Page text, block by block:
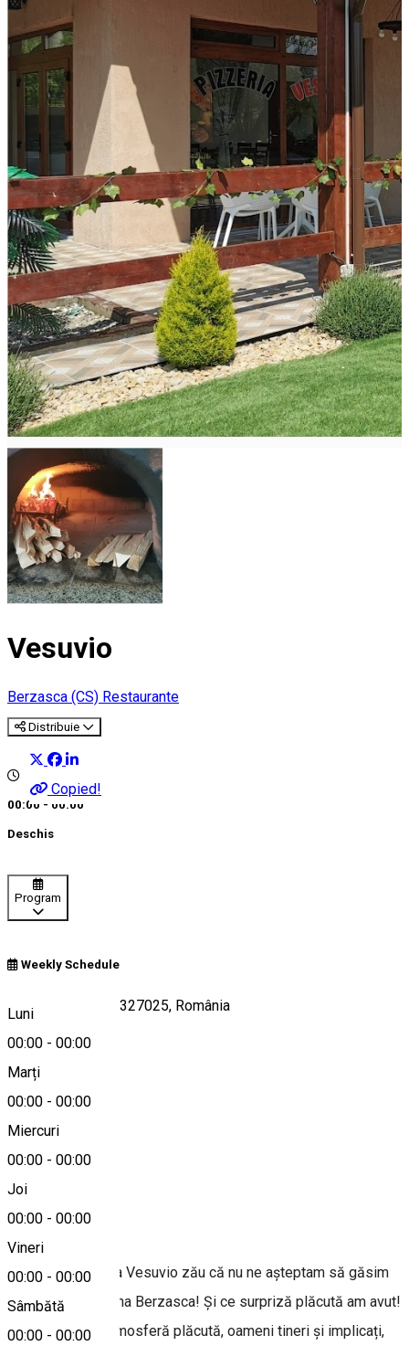
Vesuvio
Berzasca (CS) Restaurante
Distribuie
Copied!
00:00 - 00:00
Deschis
Program
Weekly Schedule
Luni
00:00 - 00:00
Marți
00:00 - 00:00
Miercuri
00:00 - 00:00
Joi
00:00 - 00:00
Vineri
00:00 - 00:00
Sâmbătă
00:00 - 00:00
Berzasca nr. 550, 327025, România
Hartă
Despre
Un loc ca Pizzeria Vesuvio zău că nu ne așteptam să găsim
pe DN57 în comuna Berzasca! Și ce surpriză plăcută am avut!
Mâncare bună, atmosferă plăcută, oameni tineri și implicați,